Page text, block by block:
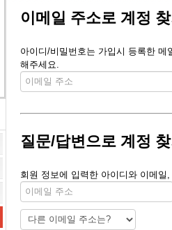
이메일 주소로 계정
아이디/비밀번호는 가입시 등록한
해주세요.
질문/답변으로 계정
회원 정보에 입력한 아이디와 이메